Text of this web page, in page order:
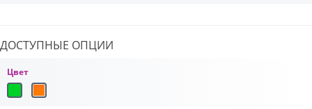
ДОСТУПНЫЕ ОПЦИИ
Цвет